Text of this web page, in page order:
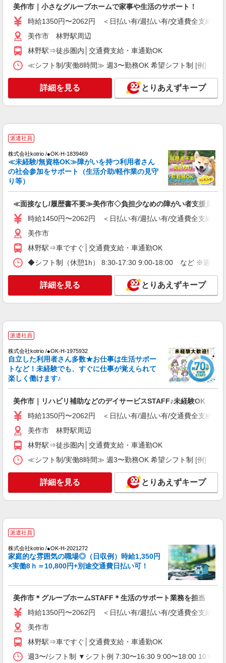
美作市｜日払いOK！日収1万円超え×サ高住ス
タッフ！
時給1350円〜2062円 ＜日払い有/週払い有/交
通費全支給(ガソリン代含む)＞
美作市
派遣社員
株式会社kotrio /●OK-H-1993630
通費全支給(ガソリン代含む)＞
美作市
詳細を見る
派遣社員
株式会社kotrio /●OK-H-1975714
時給1350円〜2062円 ＜日払い有/週払い有/交
通費全支給(ガソリン代含む)＞
美作市 林野駅周辺
キープ 詳細を見る
派遣社員
株式会社kotrio /●OK-H-2021295
ゆったりお仕事♪
時給1350円〜2062円 ＜日払い有/週払い有/交
通費全支給(ガソリン代含む)＞
美作市
派遣社員
株式会社kotrio /●OK-H-1993702
資格支援あり
時給1350円〜2062円 ＜日払い有/週払い有/交
通費全支給(ガソリン代含む)＞
キープ 詳細を見る
株式会社kotrio /●OK-H-1976006
美作市★シフト柔軟で長く働きやすいシニア向
時給1350円〜2062円 ＜日払い有/週払い有/交
通費全支給(ガソリン代含む)＞
美作市 林野駅周辺
美作市｜小さなグループホームで家事や生活のサポート！
時給1350円〜2062円 ＜日払い有/週払い有/交通費全支給(ガ
美作市 林野駅周辺
林野駅⇒徒歩圏内│交通費支給・車通勤OK
≪シフト制/実働8時間≫ 週3〜勤務OK 希望シフト制 [例] ・
詳細を見る とりあえずキープ
派遣社員
株式会社kotrio /●OK-H-1839469
≪未経験/無資格OK≫障がいを持つ利用者さん
の社会参加をサポート（生活介助/軽作業の見守
り等）
≪面接なし/履歴書不要≫美作市◇負担少なめの障がい者支援員
時給1450円〜2062円 ＜日払い有/週払い有/交通費全支給(ガ
美作市
林野駅⇒車ですぐ│交通費支給・車通勤OK
◆シフト制（休憩1h） 8:30-17:30 9:00-18:00 など ※週3日
詳細を見る とりあえずキープ
派遣社員
株式会社kotrio /●OK-H-1975932
自立した利用者さん多数★お仕事は生活サポー
トなど！未経験でも、すぐに仕事が覚えられて
楽しく働けます♪
美作市｜リハビリ補助などのデイサービスSTAFF♪未経験OK
時給1350円〜2062円 ＜日払い有/週払い有/交通費全支給(ガ
美作市 林野駅周辺
林野駅⇒徒歩圏内│交通費支給・車通勤OK
≪シフト制/実働8時間≫ 週3〜勤務OK 希望シフト制 [例] ・
詳細を見る とりあえずキープ
派遣社員
株式会社kotrio /●OK-H-2021272
家庭的な雰囲気の職場◎（日収例）時給1,350円
×実働8ｈ＝10,800円+別途交通費日払い可！
美作市＊グループホームSTAFF＊生活のサポート業務を担当
時給1350円〜2062円 ＜日払い有/週払い有/交通費全支給(ガ
美作市
林野駅⇒車ですぐ│交通費支給・車通勤OK
週3〜/シフト制 ▼シフト例 7:30〜16:30 9:00〜18:00